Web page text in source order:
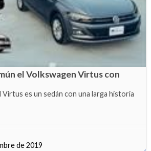
el Volkswagen Virtus con
es un sedán con una larga historia
de 2019